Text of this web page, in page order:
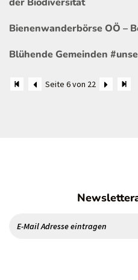
Bienenwanderbörse OÖ –
Blühende Gemeinden
Seite 6 von 22